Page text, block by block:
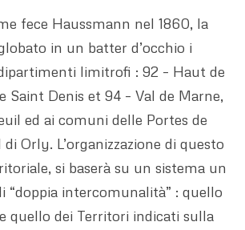
fece Haussmann nel 1860, la
in un batter d’occhio i
limitrofi : 92 – Haut de
Saint Denis et 94 – Val de Marne,
ed ai comuni delle Portes de
di Orly. L’organizzazione di questo
si baserà su un sistema un
“doppia intercomunalità” : quello
quello dei Territori indicati sulla